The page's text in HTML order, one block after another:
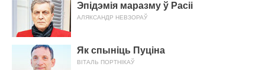
Эпідэмія маразму ў Расіі
АЛЯКСАНДР НЕВЗОРАЎ
Як спыніць Пуціна
ВІТАЛЬ ПОРТНІКАЎ